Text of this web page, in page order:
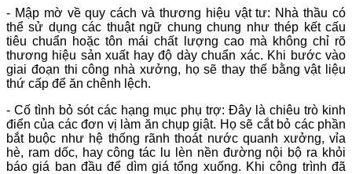
- Mập mờ về quy cách và thương hiệu vật tư: Nhà thầu có
thể sử dụng các thuật ngữ chung chung như thép kết cấu
tiêu chuẩn hoặc tôn mái chất lượng cao mà không chỉ rõ
thương hiệu sản xuất hay độ dày chuẩn xác. Khi bước vào
giai đoạn thi công nhà xưởng, họ sẽ thay thế bằng vật liệu
thứ cấp để ăn chênh lệch.
- Cố tình bỏ sót các hạng mục phụ trợ: Đây là chiêu trò kinh
điển của các đơn vị làm ăn chụp giật. Họ sẽ cắt bỏ các phần
bắt buộc như hệ thống rãnh thoát nước quanh xưởng, vỉa
hè, ram dốc, hay công tác lu lèn nền đường nội bộ ra khỏi
báo giá ban đầu để dìm giá tổng xuống. Khi công trình đã